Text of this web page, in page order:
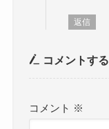
返信
コメントする
コメント ※